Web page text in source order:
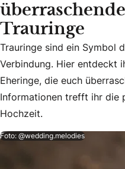
Trauringe
Trauringe sind ein Symbol
Trauringe sind ein Symbol
Verbindung. Hier entdeckt
Eheringe, die euch
Informationen trefft ihr die
Hochzeit.
Foto: @wedding.melodies